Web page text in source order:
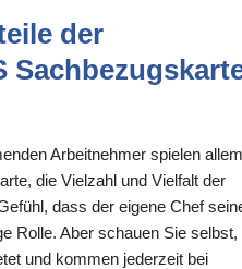
der
Arbeitnehmer spielen allem
die Vielzahl und Vielfalt der
dass der eigene Chef
Rolle. Aber schauen Sie selbst,
und kommen jederzeit bei